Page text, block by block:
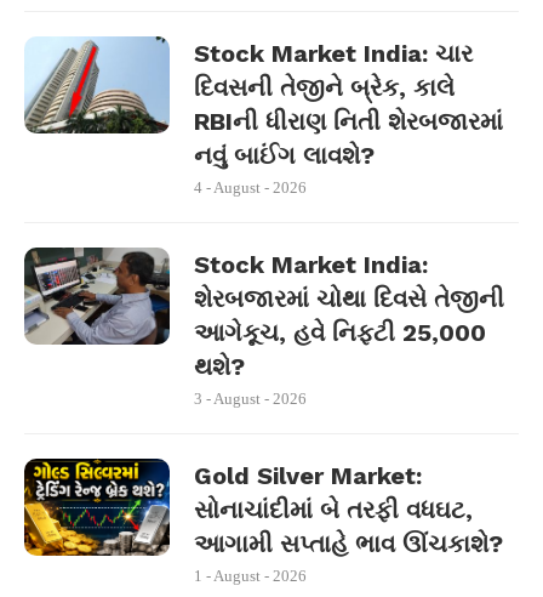
Stock Market India: ચાર
દિવસની તેજીને બ્રેક, કાલે
RBIની ધીરાણ નિતી શેરબજારમાં
નવું બાઈંગ લાવશે?
4 - August - 2026
Stock Market India:
શેરબજારમાં ચોથા દિવસે તેજીની
આગેકૂચ, હવે નિફ્ટી 25,000
થશે?
3 - August - 2026
Gold Silver Market:
સોનાચાંદીમાં બે તરફી વધઘટ,
આગામી સપ્તાહે ભાવ ઊંચકાશે?
1 - August - 2026